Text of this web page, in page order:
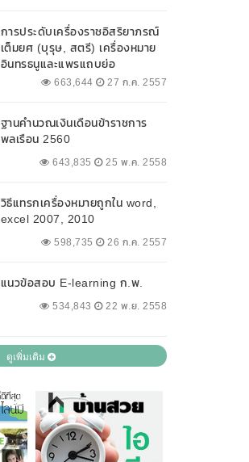
การประดับเครื่องราชอิสริยาภรณ์
เต็มยศ (บุรุษ, สตรี) เครื่องหมาย
อินทรธนูและแพรแถบย่อ
663,644 27 ก.ค. 2557
ฐานคำนวณเงินเดือนข้าราชการ
พลเรือน 2560
643,835 25 พ.ค. 2558
วิธีแทรกเครื่องหมายถูกใน word,
excel 2007, 2010
598,735 26 ก.ค. 2557
แนวข้อสอบ E-learning ก.พ.
534,843 22 พ.ย. 2558
ดูเพิ่มเติม